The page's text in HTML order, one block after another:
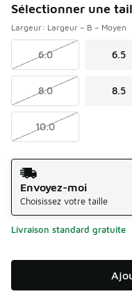
Sélectionner une
Largeur: Largeur – B – Moyen
6.0 6.5
8.0 8.5
10.0
Méthode d’expédition
Envoyez-moi
Choisissez votre taille
Livraison standard gratuite